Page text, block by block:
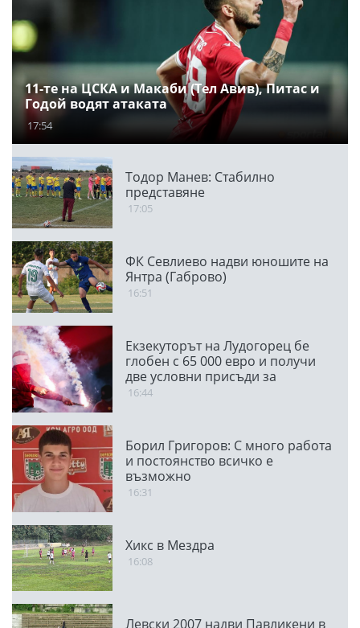
11-те на ЦСКА и Макаби (Тел Авив), Питас и
Годой водят атаката
17:54
Тодор Манев: Стабилно
представяне
17:05
ФК Севлиево надви юношите на
Янтра (Габрово)
16:51
Екзекуторът на Лудогорец бе
глобен с 65 000 евро и получи
две условни присъди за
мачовете с "орлите"
16:44
Борил Григоров: С много работа
и постоянство всичко е
възможно
16:31
Хикс в Мездра
16:08
Левски 2007 надви Павликени в